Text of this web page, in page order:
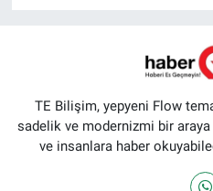
TE Bilişim, yepyeni Flow
sadelik ve modernizmi bir
ve insanlara haber